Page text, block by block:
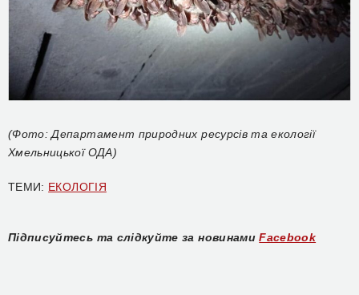
(Фото: Департамент природних ресурсів та екології
Хмельницької ОДА)
ТЕМИ: ЕКОЛОГІЯ
Підписуйтесь та слідкуйте за новинами Facebook